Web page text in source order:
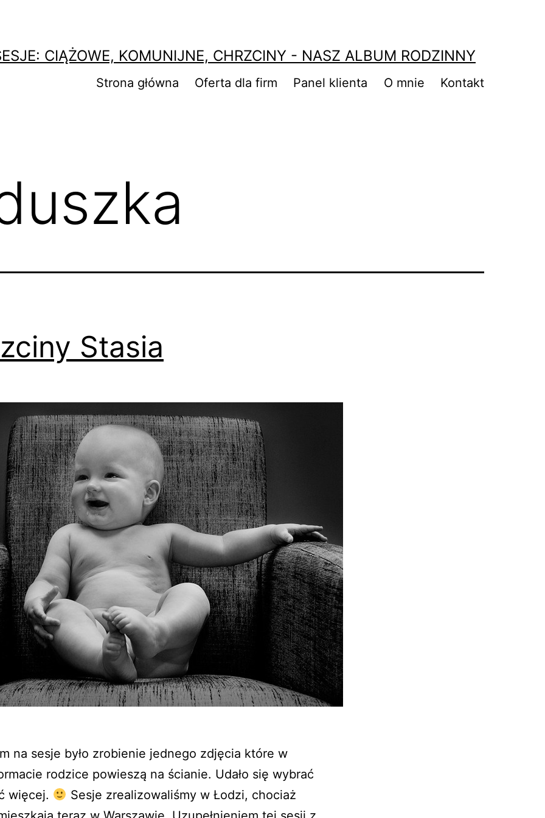
CIĄŻOWE, KOMUNIJNE, CHRZCINY - NASZ ALBUM RODZINNY
Strona główna Oferta dla firm Panel klienta O mnie Kontakt
Stasia
na sesje było zrobienie jednego zdjęcia które w
rodzice powieszą na ścianie. Udało się wybrać
więcej.
Sesje zrealizowaliśmy w Łodzi, chociaż